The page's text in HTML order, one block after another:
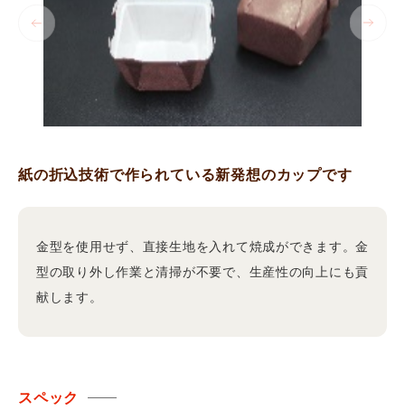
紙の折込技術で作られている新発想のカップです
金型を使用せず、直接生地を入れて焼成ができます。金
型の取り外し作業と清掃が不要で、生産性の向上にも貢
献します。
スペック